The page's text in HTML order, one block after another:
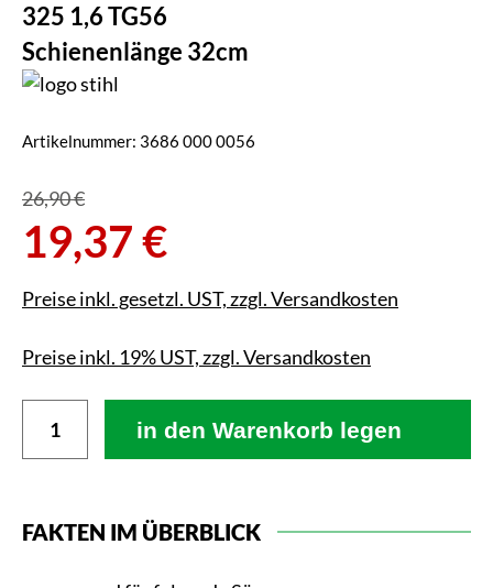
325 1,6 TG56
Schienenlänge 32cm
Artikelnummer: 3686 000 0056
26,90 €
19,37 €
Preise inkl. gesetzl. UST, zzgl. Versandkosten
Preise inkl. 19% UST, zzgl. Versandkosten
in den Warenkorb legen
FAKTEN IM ÜBERBLICK